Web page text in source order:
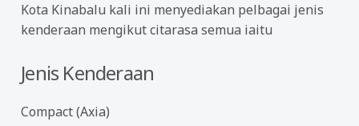
Kota Kinabalu kali ini menyediakan pelbagai jenis
kenderaan mengikut citarasa semua iaitu
Jenis Kenderaan
Compact (Axia)